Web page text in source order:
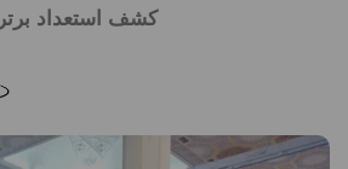
کشف استعداد برتر